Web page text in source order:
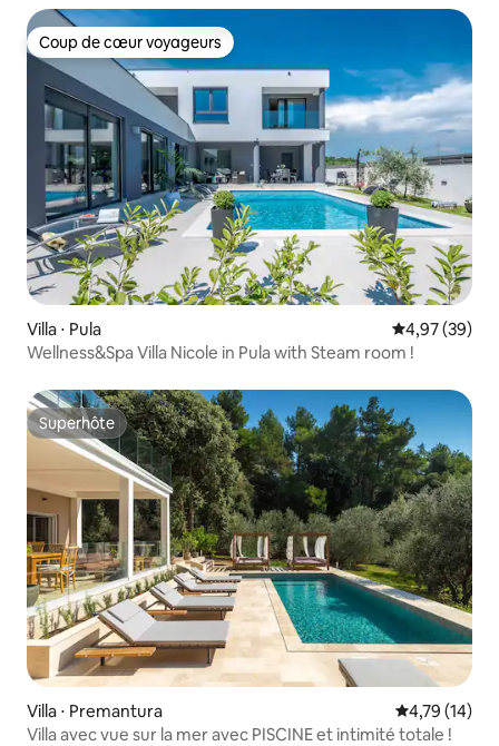
Coup de cœur voyageurs
Coup de cœur voyageurs
Villa ⋅ Pula Évaluation
4,97 (39)
Wellness&Spa Villa Nicole in Pula with Steam room !
Superhôte
Superhôte
Villa ⋅ Premantura Évaluation
4,79 (14)
Villa avec vue sur la mer avec PISCINE et intimité totale !